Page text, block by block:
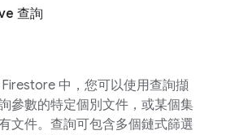
查詢
中，您可以使用查詢擷
參數的特定個別文件，或某個集
文件。查詢可包含多個鏈式篩選